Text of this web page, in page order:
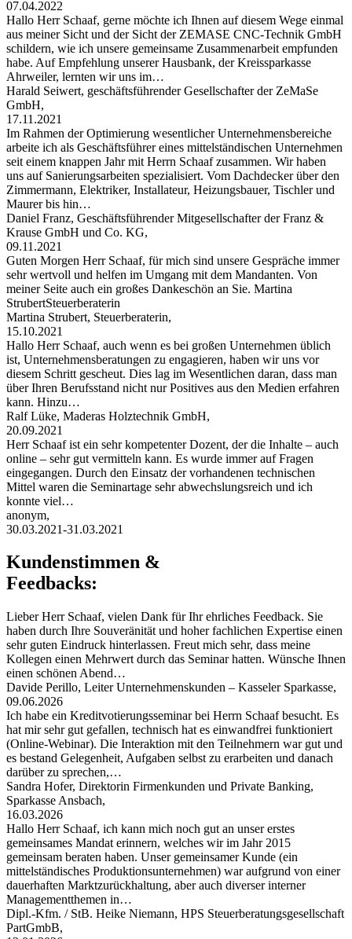
07.04.2022
Hallo Herr Schaaf, gerne möchte ich Ihnen auf diesem Wege einmal
aus meiner Sicht und der Sicht der ZEMASE CNC-Technik GmbH
schildern, wie ich unsere gemeinsame Zusammenarbeit empfunden
habe. Auf Empfehlung unserer Hausbank, der Kreissparkasse
Ahrweiler, lernten wir uns im…
Harald Seiwert, geschäftsführender Gesellschafter der ZeMaSe
GmbH,
17.11.2021
Im Rahmen der Optimierung wesentlicher Unternehmensbereiche
arbeite ich als Geschäftsführer eines mittelständischen Unternehmen
seit einem knappen Jahr mit Herrn Schaaf zusammen. Wir haben
uns auf Sanierungsarbeiten spezialisiert. Vom Dachdecker über den
Zimmermann, Elektriker, Installateur, Heizungsbauer, Tischler und
Maurer bis hin…
Daniel Franz, Geschäftsführender Mitgesellschafter der Franz &
Krause GmbH und Co. KG,
09.11.2021
Guten Morgen Herr Schaaf, für mich sind unsere Gespräche immer
sehr wertvoll und helfen im Umgang mit dem Mandanten. Von
meiner Seite auch ein großes Dankeschön an Sie. Martina
StrubertSteuerberaterin
Martina Strubert, Steuerberaterin,
15.10.2021
Hallo Herr Schaaf, auch wenn es bei großen Unternehmen üblich
ist, Unternehmensberatungen zu engagieren, haben wir uns vor
diesem Schritt gescheut. Dies lag im Wesentlichen daran, dass man
über Ihren Berufsstand nicht nur Positives aus den Medien erfahren
kann. Hinzu…
Ralf Lüke, Maderas Holztechnik GmbH,
20.09.2021
Herr Schaaf ist ein sehr kompetenter Dozent, der die Inhalte – auch
online – sehr gut vermitteln kann. Es wurde immer auf Fragen
eingegangen. Durch den Einsatz der vorhandenen technischen
Mittel waren die Seminartage sehr abwechslungsreich und ich
konnte viel…
anonym,
30.03.2021-31.03.2021
Kundenstimmen &
Feedbacks:
Lieber Herr Schaaf, vielen Dank für Ihr ehrliches Feedback. Sie
haben durch Ihre Souveränität und hoher fachlichen Expertise einen
sehr guten Eindruck hinterlassen. Freut mich sehr, dass meine
Kollegen einen Mehrwert durch das Seminar hatten. Wünsche Ihnen
einen schönen Abend…
Davide Perillo, Leiter Unternehmenskunden – Kasseler Sparkasse,
09.06.2026
Ich habe ein Kreditvotierungsseminar bei Herrn Schaaf besucht. Es
hat mir sehr gut gefallen, technisch hat es einwandfrei funktioniert
(Online-Webinar). Die Interaktion mit den Teilnehmern war gut und
es bestand Gelegenheit, Aufgaben selbst zu erarbeiten und danach
darüber zu sprechen,…
Sandra Hofer, Direktorin Firmenkunden und Private Banking,
Sparkasse Ansbach,
16.03.2026
Hallo Herr Schaaf, ich kann mich noch gut an unser erstes
gemeinsames Mandat erinnern, welches wir im Jahr 2015
gemeinsam beraten haben. Unser gemeinsamer Kunde (ein
mittelständisches Produktionsunternehmen) war aufgrund von einer
dauerhaften Marktzurückhaltung, aber auch diverser interner
Managementthemen in…
Dipl.-Kfm. / StB. Heike Niemann, HPS Steuerberatungsgesellschaft
PartGmbB,